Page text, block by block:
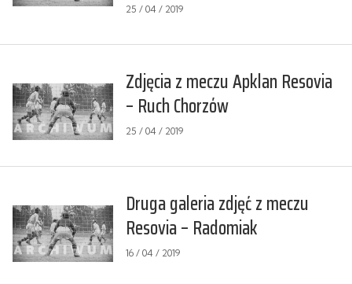
25 / 04 / 2019
Zdjęcia z meczu Apklan Resovia
– Ruch Chorzów
25 / 04 / 2019
Druga galeria zdjęć z meczu
Resovia – Radomiak
16 / 04 / 2019